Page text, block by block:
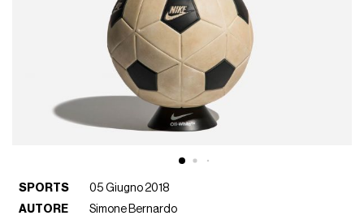
SPORTS
05 Giugno 2018
AUTORE
Simone Bernardo